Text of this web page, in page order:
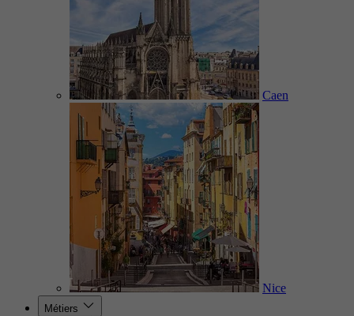
Caen
Nice
Métiers